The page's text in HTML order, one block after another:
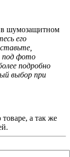
шумозащитном
его
под фото
подробно
выбор при
а так же